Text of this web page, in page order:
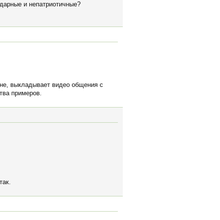
и непатриотичные?
выкладывает видео общения с
примеров.